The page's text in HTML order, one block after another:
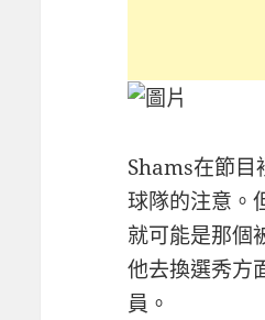
Shams在節目
球隊的注意。
就可能是那個
他去換選秀方
員。